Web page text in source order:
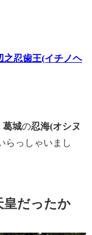
之忍歯王(イチノヘ
葛城の忍海(オシヌ
らっしゃいまし
皇だったか